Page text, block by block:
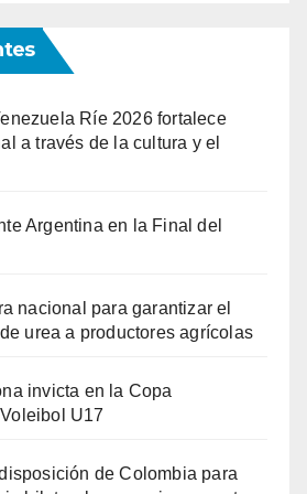
Ríe 2026 fortalece
a través de la cultura y el
Argentina en la Final del
nacional para garantizar el
urea a productores agrícolas
invicta en la Copa
U17
de Colombia para